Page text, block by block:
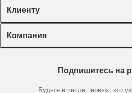
Спецпредложения
Оборудование, приборы
Пластик, стекло, принадлежности
Химические реактивы, препараты,
Клиенту
Лекторий Диаэм
Доставка и оплата
Мобильное приложение
Компания
Партнеры
Подпишитесь на
Будьте в числе первых, кто